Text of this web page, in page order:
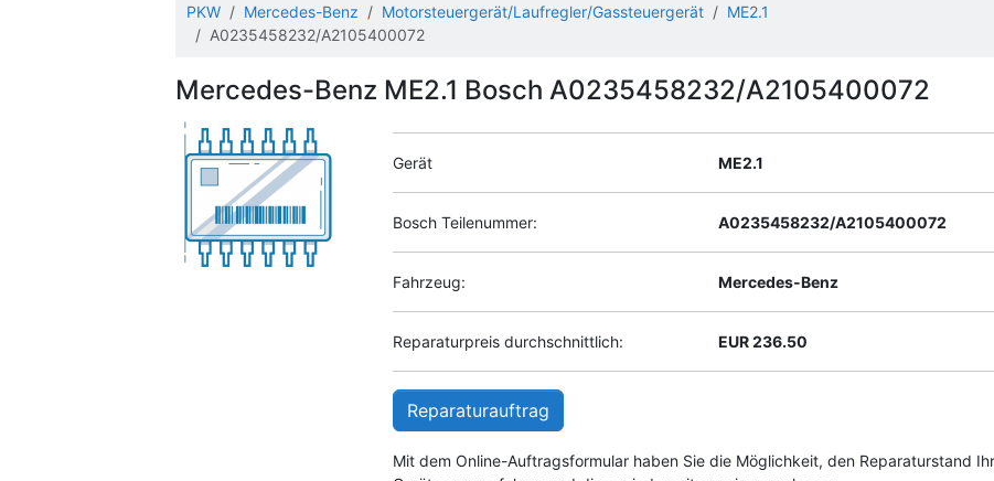
PKW Mercedes-Benz Motorsteuergerät/Laufregler/Gassteuergerät
ME2.1
A0235458232/A2105400072
Mercedes-Benz ME2.1 Bosch A0235458232/A2105400072
Gerät ME2.1
Bosch Teilenummer: A0235458232/A2105400072
Fahrzeug: Mercedes-Benz
Reparaturpreis durchschnittlich: EUR 236.50
Reparaturauftrag
Mit dem Online-Auftragsformular haben Sie die Möglichkeit, den Reparaturstand